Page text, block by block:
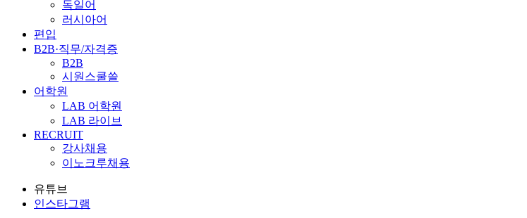
독일어
러시아어
편입
B2B·직무/자격증
B2B
시원스쿨쓸
어학원
LAB 어학원
LAB 라이브
RECRUIT
강사채용
이노크루채용
유튜브
인스타그램